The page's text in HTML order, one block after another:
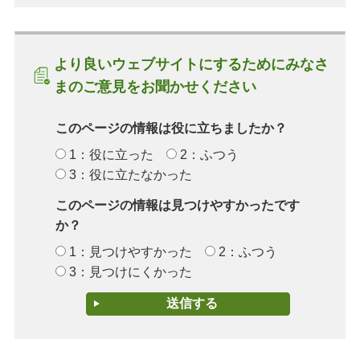
より良いウェブサイトにするためにみなさ
まのご意見をお聞かせください
このページの情報は役に立ちましたか？
1：役に立った
2：ふつう
3：役に立たなかった
このページの情報は見つけやすかったです
か？
1：見つけやすかった
2：ふつう
3：見つけにくかった